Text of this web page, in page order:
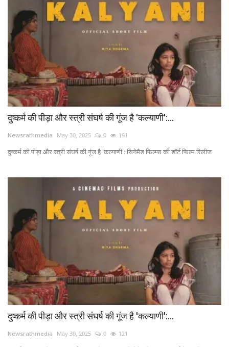
दुष्कर्म की पीड़ा और स्त्री संघर्ष की गूंज है 'कल्याणी':...
Newsrathmedia May 30, 2025 0 191
दुष्कर्म की पीड़ा और स्त्री संघर्ष की गूंज है 'कल्याणी': सिनेमैड फिल्म्स की शॉर्ट फिल्म रिलीज
दुष्कर्म की पीड़ा और स्त्री संघर्ष की गूंज है 'कल्याणी':...
Newsrathmedia May 30, 2025 0 121